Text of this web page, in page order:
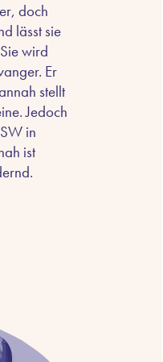
doch
lässt sie
wird
Er
stellt
Jedoch
in
ist